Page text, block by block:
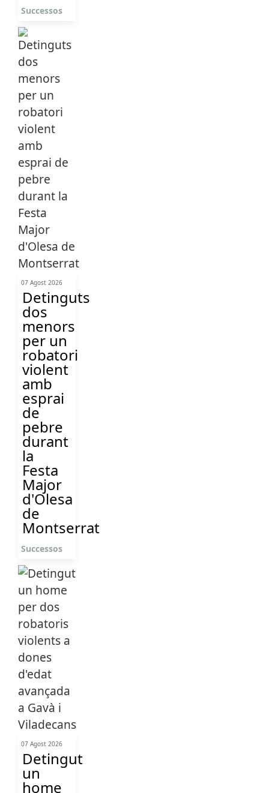
Successos
07 Agost 2026
Detinguts
dos
menors
per un
robatori
violent
amb
esprai
de
pebre
durant
la
Festa
Major
d'Olesa
de
Montserrat
Successos
07 Agost 2026
Detingut
un
home